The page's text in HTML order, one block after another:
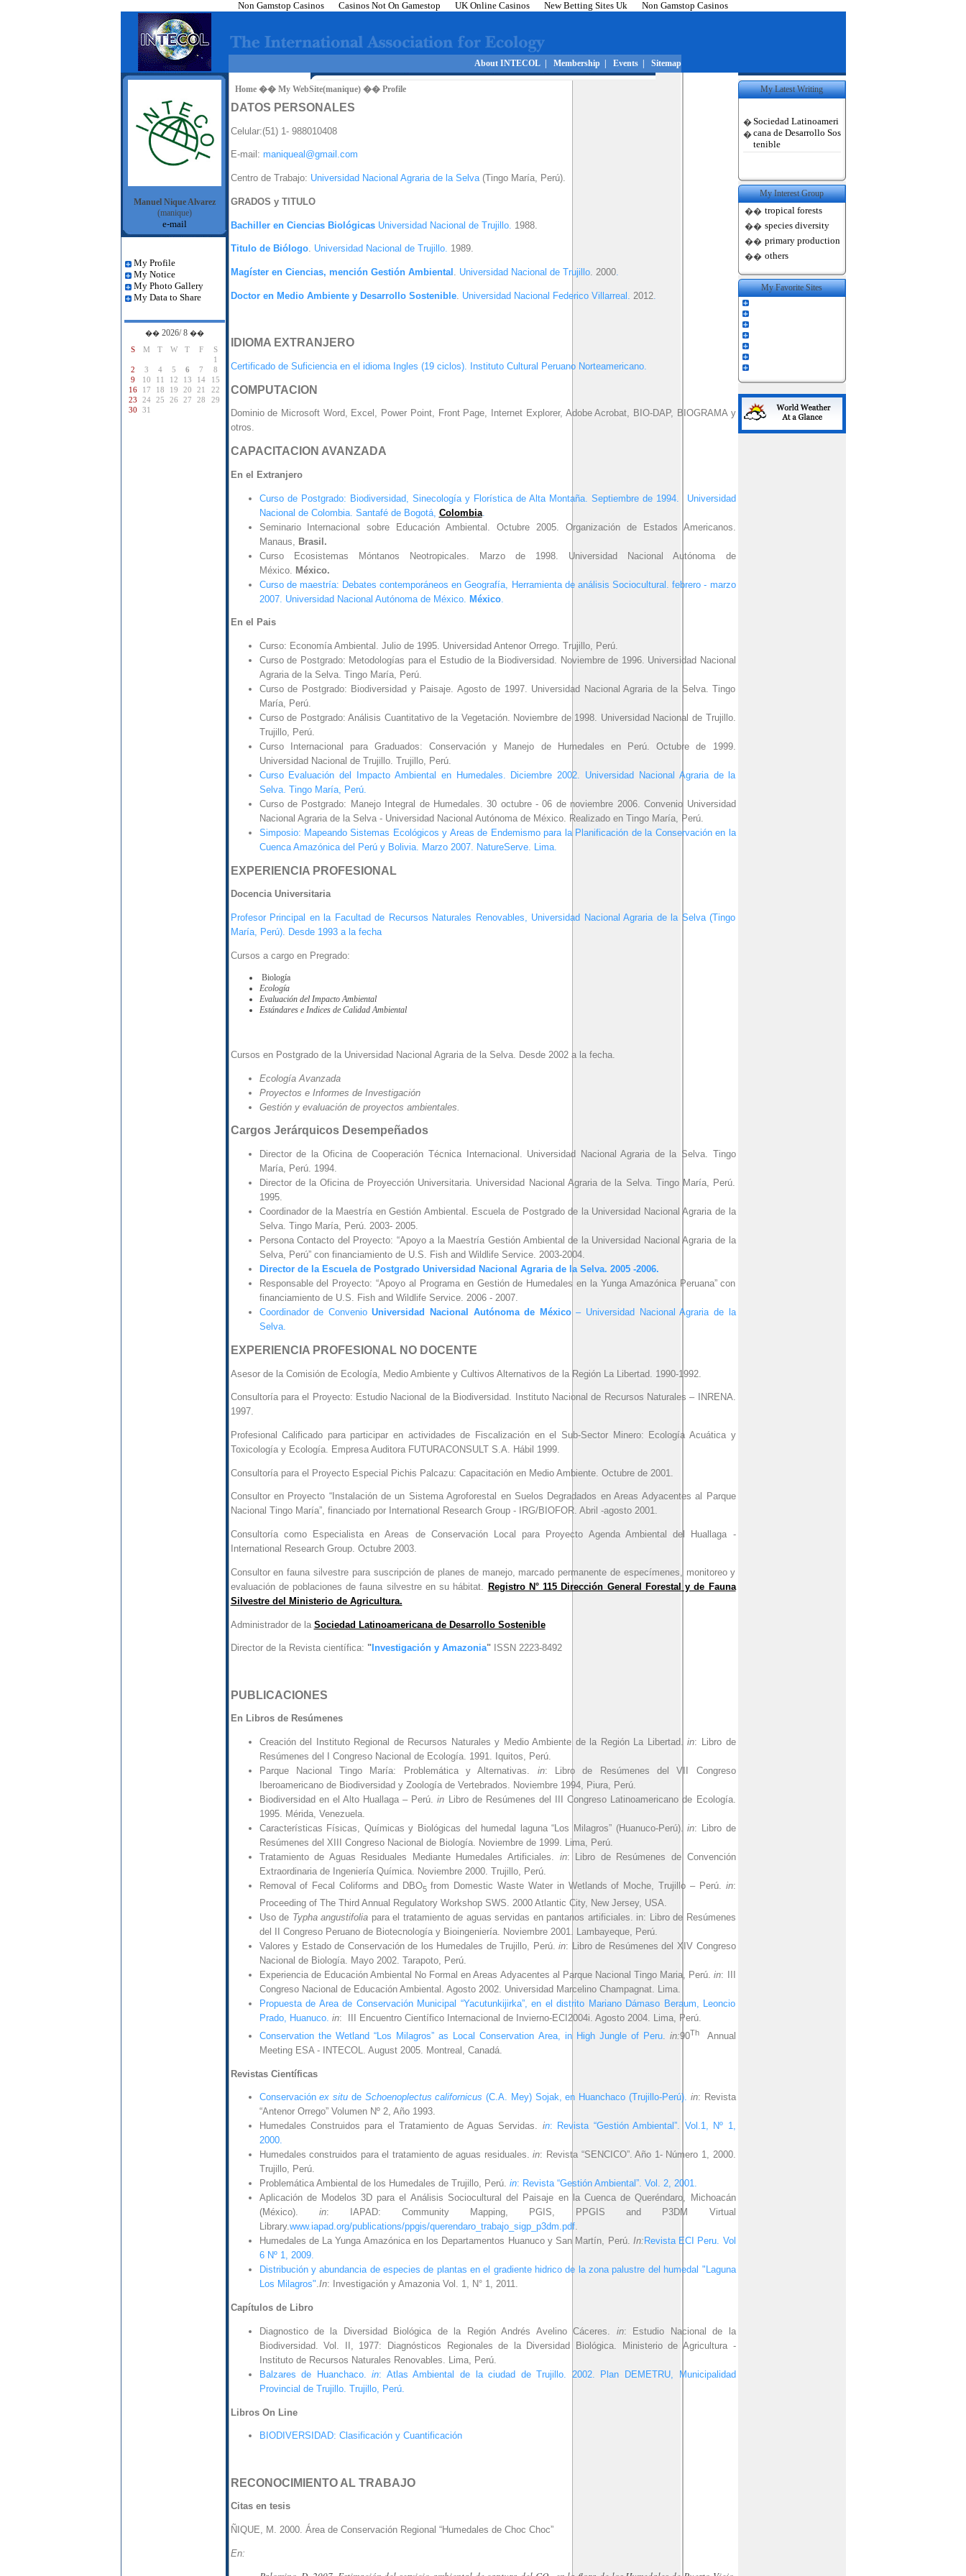
Non Gamstop Casinos Casinos Not On Gamestop UK Online Casinos New Betting Sites Uk Non Gamstop Casinos
About INTECOL| Membership| Events| Sitemap
Manuel Nique Alvarez
(manique)
e-mail
My Profile
My Notice
My Photo Gallery
My Data to Share
��2026/ 8 ��
S M T W T F
S
1
2
3 4 5 6 7
8
9
10 11 12 13 14
15
16
17 18 19 20 21
22
23
24 25 26 27 28
29
30
31
Home �� My WebSite(manique) �� Profile
DATOS PERSONALES
Celular:(51) 1- 988010408
E-mail: maniqueal@gmail.com
Centro de Trabajo: Universidad Nacional Agraria de la Selva(Tingo María, Perú).
GRADOS y TITULO
Bachiller en Ciencias Biológicas Universidad Nacional de Trujillo. 1988.
Titulo de Biólogo. Universidad Nacional de Trujillo. 1989.
Magíster en Ciencias, mención Gestión Ambiental . Universidad Nacional de Trujillo. 2000.
Doctor en Medio Ambiente y Desarrollo Sostenible. Universidad Nacional Federico Villarreal. 2012.
IDIOMA EXTRANJERO
Certificado de Suficiencia en el idioma Ingles (19 ciclos). Instituto Cultural Peruano Norteamericano.
COMPUTACION
Dominio de Microsoft Word, Excel, Power Point, Front Page, Internet Explorer, Adobe Acrobat, BIO-DAP, BIOGRAMA y
otros.
CAPACITACION AVANZADA
En el Extranjero
Curso de Postgrado: Biodiversidad, Sinecología y Florística de Alta Montaña. Septiembre de 1994. Universidad
Nacional de Colombia. Santafé de Bogotá, Colombia.
Seminario Internacional sobre Educación Ambiental. Octubre 2005. Organización de Estados Americanos.
Manaus, Brasil.
Curso Ecosistemas Móntanos Neotropicales. Marzo de 1998. Universidad Nacional Autónoma de
México. México.
Curso de maestría: Debates contemporáneos en Geografía, Herramienta de análisis Sociocultural. febrero - marzo
2007. Universidad Nacional Autónoma de México. México.
En el Pais
Curso: Economía Ambiental. Julio de 1995. Universidad Antenor Orrego. Trujillo, Perú.
Curso de Postgrado: Metodologías para el Estudio de la Biodiversidad. Noviembre de 1996. Universidad Nacional
Agraria de la Selva. Tingo María, Perú.
Curso de Postgrado: Biodiversidad y Paisaje. Agosto de 1997. Universidad Nacional Agraria de la Selva. Tingo
María, Perú.
Curso de Postgrado: Análisis Cuantitativo de la Vegetación. Noviembre de 1998. Universidad Nacional de Trujillo.
Trujillo, Perú.
Curso Internacional para Graduados: Conservación y Manejo de Humedales en Perú. Octubre de 1999.
Universidad Nacional de Trujillo. Trujillo, Perú.
Curso Evaluación del Impacto Ambiental en Humedales. Diciembre 2002. Universidad Nacional Agraria de la
Selva. Tingo María, Perú.
Curso de Postgrado: Manejo Integral de Humedales. 30 octubre - 06 de noviembre 2006. Convenio Universidad
Nacional Agraria de la Selva - Universidad Nacional Autónoma de México. Realizado en Tingo María, Perú.
Simposio: Mapeando Sistemas Ecológicos y Areas de Endemismo para la Planificación de la Conservación en la
Cuenca Amazónica del Perú y Bolivia. Marzo 2007. NatureServe. Lima.
EXPERIENCIA PROFESIONAL
Docencia Universitaria
Profesor Principal en la Facultad de Recursos Naturales Renovables, Universidad Nacional Agraria de la Selva (Tingo
María, Perú). Desde 1993 a la fecha
Cursos a cargo en Pregrado:
Biología
Ecología
Evaluación del Impacto Ambiental
Estándares e Indices de Calidad Ambiental
Cursos en Postgrado de la Universidad Nacional Agraria de la Selva. Desde 2002 a la fecha.
Ecología Avanzada
Proyectos e Informes de Investigación
Gestión y evaluación de proyectos ambientales.
Cargos Jerárquicos Desempeñados
Director de la Oficina de Cooperación Técnica Internacional. Universidad Nacional Agraria de la Selva. Tingo
María, Perú. 1994.
Director de la Oficina de Proyección Universitaria. Universidad Nacional Agraria de la Selva. Tingo María, Perú.
1995.
Coordinador de la Maestría en Gestión Ambiental. Escuela de Postgrado de la Universidad Nacional Agraria de la
Selva. Tingo María, Perú. 2003- 2005.
Persona Contacto del Proyecto: “Apoyo a la Maestría Gestión Ambiental de la Universidad Nacional Agraria de la
Selva, Perú” con financiamiento de U.S. Fish and Wildlife Service. 2003-2004.
Director de la Escuela de Postgrado Universidad Nacional Agraria de la Selva. 2005 -2006.
Responsable del Proyecto: “Apoyo al Programa en Gestión de Humedales en la Yunga Amazónica Peruana” con
financiamiento de U.S. Fish and Wildlife Service. 2006 - 2007.
Coordinador de ConvenioUniversidad Nacional Autónoma de México– Universidad Nacional Agraria de la
Selva.
EXPERIENCIA PROFESIONAL NO DOCENTE
Asesor de la Comisión de Ecología, Medio Ambiente y Cultivos Alternativos de la Región La Libertad. 1990-1992.
Consultoría para el Proyecto: Estudio Nacional de la Biodiversidad. Instituto Nacional de Recursos Naturales – INRENA.
1997.
Profesional Calificado para participar en actividades de Fiscalización en el Sub-Sector Minero: Ecología Acuática y
Toxicología y Ecología. Empresa Auditora FUTURACONSULT S.A. Hábil 1999.
Consultoría para el Proyecto Especial Pichis Palcazu: Capacitación en Medio Ambiente. Octubre de 2001.
Consultor en Proyecto “Instalación de un Sistema Agroforestal en Suelos Degradados en Areas Adyacentes al Parque
Nacional Tingo María”, financiado por International Research Group - IRG/BIOFOR. Abril -agosto 2001.
Consultoría como Especialista en Areas de Conservación Local para Proyecto Agenda Ambiental del Huallaga -
International Research Group. Octubre 2003.
Consultor en fauna silvestre para suscripción de planes de manejo, marcado permanente de especímenes, monitoreo y
evaluación de poblaciones de fauna silvestre en su hábitat.
Registro N° 115 Dirección General Forestal y de Fauna
Silvestre del Ministerio de Agricultura.
Administrador de la Sociedad Latinoamericana de Desarrollo Sostenible
Director de la Revista científica: "Investigación y Amazonia" ISSN 2223-8492
PUBLICACIONES
En Libros de Resúmenes
Creación del Instituto Regional de Recursos Naturales y Medio Ambiente de la Región La Libertad.in: Libro de
Resúmenes del I Congreso Nacional de Ecología. 1991. Iquitos, Perú.
Parque Nacional Tingo María: Problemática y Alternativas. in: Libro de Resúmenes del VII Congreso
Iberoamericano de Biodiversidad y Zoología de Vertebrados. Noviembre 1994, Piura, Perú.
Biodiversidad en el Alto Huallaga – Perú.in Libro de Resúmenes del III Congreso Latinoamericano de Ecología.
1995. Mérida, Venezuela.
Características Físicas, Químicas y Biológicas del humedal laguna “Los Milagros” (Huanuco-Perú).in: Libro de
Resúmenes del XIII Congreso Nacional de Biología. Noviembre de 1999. Lima, Perú.
Tratamiento de Aguas Residuales Mediante Humedales Artificiales. in: Libro de Resúmenes de Convención
Extraordinaria de Ingeniería Química. Noviembre 2000. Trujillo, Perú.
Removal of Fecal Coliforms and DBO5from Domestic Waste Water in Wetlands of Moche, Trujillo – Perú. in:
Proceeding of The Third Annual Regulatory Workshop SWS. 2000 Atlantic City, New Jersey, USA.
Uso de Typha angustifolia para el tratamiento de aguas servidas en pantanos artificiales. in: Libro de Resúmenes
del II Congreso Peruano de Biotecnología y Bioingeniería. Noviembre 2001. Lambayeque, Perú.
Valores y Estado de Conservación de los Humedales de Trujillo, Perú.in: Libro de Resúmenes del XIV Congreso
Nacional de Biología. Mayo 2002. Tarapoto, Perú.
Experiencia de Educación Ambiental No Formal en Areas Adyacentes al Parque Nacional Tingo Maria, Perú.in: III
Congreso Nacional de Educación Ambiental. Agosto 2002. Universidad Marcelino Champagnat. Lima.
Propuesta de Area de Conservación Municipal “Yacutunkijirka”, en el distrito Mariano Dámaso Beraum, Leoncio
Prado, Huanuco. in: III Encuentro Científico Internacional de Invierno-ECI2004i. Agosto 2004. Lima, Perú.
Conservation the Wetland “Los Milagros” as Local Conservation Area, in High Jungle of Peru .in:90Th
Annual
Meeting ESA - INTECOL. August 2005. Montreal, Canadá.
Revistas Científicas
Conservaciónex situ de Schoenoplectus californicus (C.A. Mey) Sojak, en Huanchaco (Trujillo-Perú). in: Revista
“Antenor Orrego” Volumen Nº 2, Año 1993.
Humedales Construidos para el Tratamiento de Aguas Servidas. in: Revista “Gestión Ambiental”. Vol.1, Nº 1,
2000.
Humedales construidos para el tratamiento de aguas residuales.in: Revista “SENCICO”. Año 1- Número 1, 2000.
Trujillo, Perú.
Problemática Ambiental de los Humedales de Trujillo, Perú. in: Revista “Gestión Ambiental”. Vol. 2, 2001.
Aplicación de Modelos 3D para el Análisis Sociocultural del Paisaje en la Cuenca de Queréndaro, Michoacán
(México). in: IAPAD: Community Mapping, PGIS, PPGIS and P3DM Virtual
Library.www.iapad.org/publications/ppgis/querendaro_trabajo_sigp_p3dm.pdf.
Humedales de La Yunga Amazónica en los Departamentos Huanuco y San Martín, Perú. In: Revista ECI Peru. Vol
6 Nº 1, 2009.
Distribución y abundancia de especies de plantas en el gradiente hidrico de la zona palustre del humedal "Laguna
Los Milagros".In: Investigación y Amazonia Vol. 1, N° 1, 2011.
Capítulos de Libro
Diagnostico de la Diversidad Biológica de la Región Andrés Avelino Cáceres. in: Estudio Nacional de la
Biodiversidad. Vol. II, 1977: Diagnósticos Regionales de la Diversidad Biológica. Ministerio de Agricultura -
Instituto de Recursos Naturales Renovables. Lima, Perú.
Balzares de Huanchaco.in: Atlas Ambiental de la ciudad de Trujillo. 2002. Plan DEMETRU, Municipalidad
Provincial de Trujillo. Trujillo, Perú.
Libros On Line
BIODIVERSIDAD: Clasificación y Cuantificación
RECONOCIMIENTO AL TRABAJO
Citas en tesis
ÑIQUE, M. 2000. Área de Conservación Regional “Humedales de Choc Choc”
En:
My Latest Writing
�
�
Sociedad Latinoameri
cana de Desarrollo Sos
tenible
My Interest Group
�� tropical forests
�� species diversity
�� primary production
�� others
My Favorite Sites